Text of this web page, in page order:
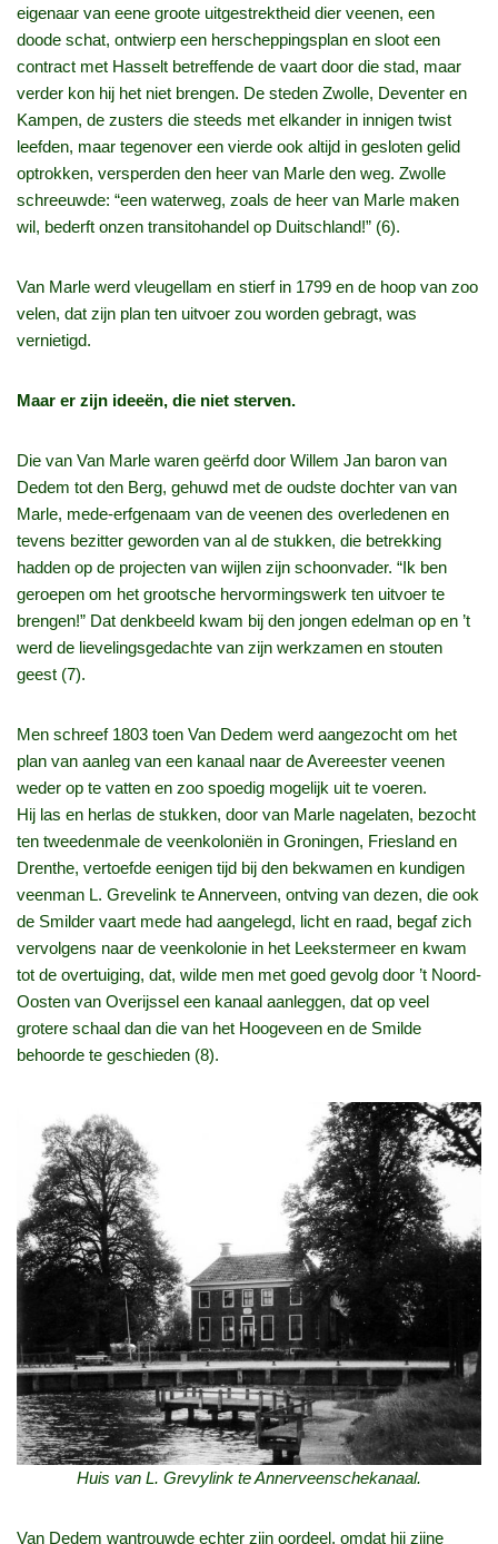
eigenaar van eene groote uitgestrektheid dier veenen, een
doode schat, ontwierp een herscheppingsplan en sloot een
contract met Hasselt betreffende de vaart door die stad, maar
verder kon hij het niet brengen. De steden Zwolle, Deventer en
Kampen, de zusters die steeds met elkander in innigen twist
leefden, maar tegenover een vierde ook altijd in gesloten gelid
optrokken, versperden den heer van Marle den weg. Zwolle
schreeuwde: “een waterweg, zoals de heer van Marle maken
wil, bederft onzen transitohandel op Duitschland!” (6).
Van Marle werd vleugellam en stierf in 1799 en de hoop van zoo
velen, dat zijn plan ten uitvoer zou worden gebragt, was
vernietigd.
Maar er zijn ideeën, die niet sterven.
Die van Van Marle waren geërfd door Willem Jan baron van
Dedem tot den Berg, gehuwd met de oudste dochter van van
Marle, mede-erfgenaam van de veenen des overledenen en
tevens bezitter geworden van al de stukken, die betrekking
hadden op de projecten van wijlen zijn schoonvader. “Ik ben
geroepen om het grootsche hervormingswerk ten uitvoer te
brengen!” Dat denkbeeld kwam bij den jongen edelman op en ’t
werd de lievelingsgedachte van zijn werkzamen en stouten
geest (7).
Men schreef 1803 toen Van Dedem werd aangezocht om het
plan van aanleg van een kanaal naar de Avereester veenen
weder op te vatten en zoo spoedig mogelijk uit te voeren.
Hij las en herlas de stukken, door van Marle nagelaten, bezocht
ten tweedenmale de veenkoloniën in Groningen, Friesland en
Drenthe, vertoefde eenigen tijd bij den bekwamen en kundigen
veenman L. Grevelink te Annerveen, ontving van dezen, die ook
de Smilder vaart mede had aangelegd, licht en raad, begaf zich
vervolgens naar de veenkolonie in het Leekstermeer en kwam
tot de overtuiging, dat, wilde men met goed gevolg door ’t Noord-
Oosten van Overijssel een kanaal aanleggen, dat op veel
grotere schaal dan die van het Hoogeveen en de Smilde
behoorde te geschieden (8).
Huis van L. Grevylink te Annerveenschekanaal.
Van Dedem wantrouwde echter zijn oordeel, omdat hij zijne